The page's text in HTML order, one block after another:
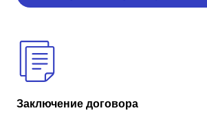
Заключение договора